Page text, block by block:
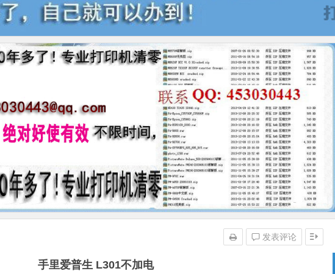
手里爱普生 L301不加电
发表评论